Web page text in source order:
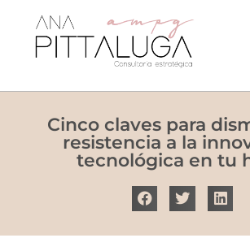
Cinco claves para
resistencia a la
tecnológica en tu